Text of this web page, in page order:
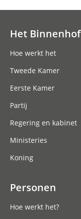
Het Binnenhof
Hoe werkt het
Tweede Kamer
Eerste Kamer
Partij
Regering en kabinet
Ministeries
Koning
Personen
Hoe werkt het?